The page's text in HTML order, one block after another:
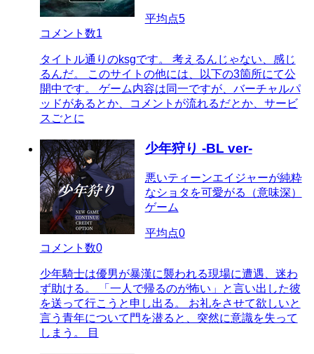
平均点5
コメント数1
タイトル通りのksgです。 考えるんじゃない、感じ
るんだ。 このサイトの他には、以下の3箇所にて公
開中です。 ゲーム内容は同一ですが、バーチャルパ
ッドがあるとか、コメントが流れるだとか、サービ
スごとに
少年狩り -BL ver-
悪いティーンエイジャーが純粋
なショタを可愛がる（意味深）
ゲーム
平均点0
コメント数0
少年騎士は優男が暴漢に襲われる現場に遭遇、迷わ
ず助ける。 「一人で帰るのが怖い」と言い出した彼
を送って行こうと申し出る。 お礼をさせて欲しいと
言う青年について門を潜ると、突然に意識を失って
しまう。 目